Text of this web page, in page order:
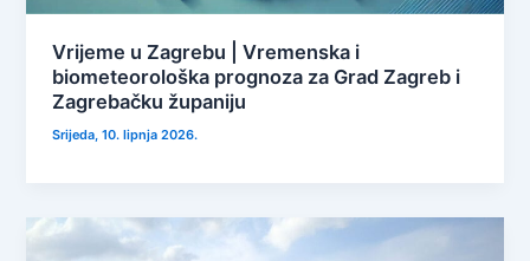
Vrijeme u Zagrebu | Vremenska i
biometeorološka prognoza za Grad Zagreb i
Zagrebačku županiju
Srijeda, 10. lipnja 2026.